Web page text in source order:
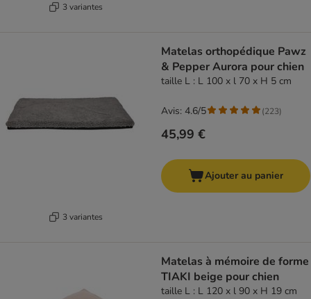
3 variantes
3 variantes
Matelas orthopédique Pawz
& Pepper Aurora pour chien
taille L : L 100 x l 70 x H 5 cm
45,99 €
Avis: 4.6/5 (223)
Ajouter au panier
Matelas à mémoire de forme
TIAKI beige pour chien
taille L : L 120 x l 90 x H 19 cm